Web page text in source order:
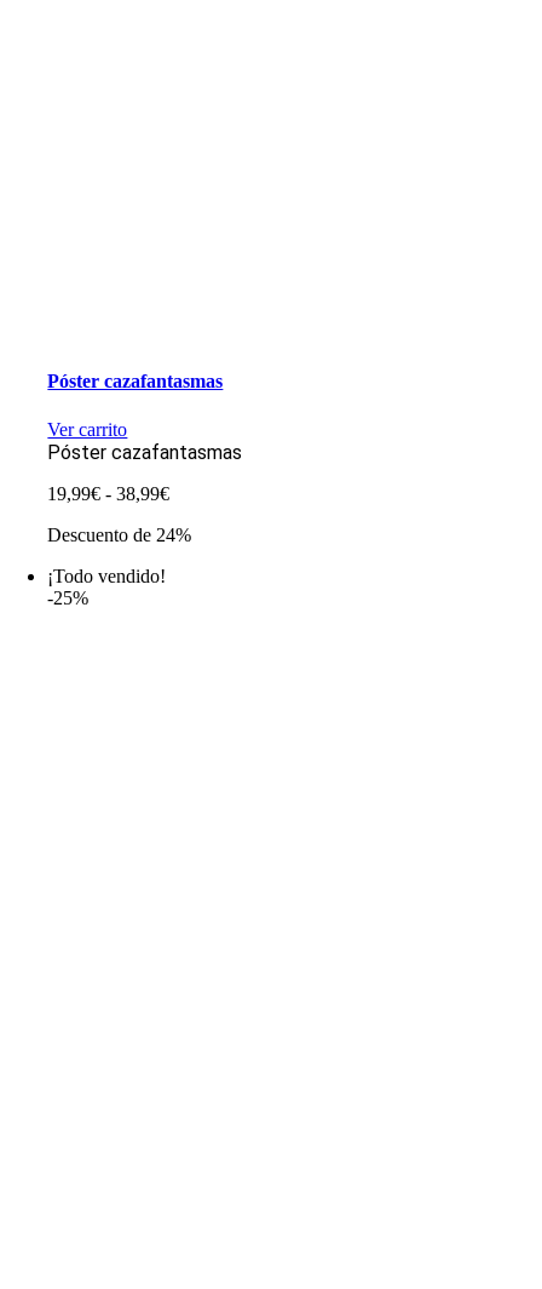
Póster cazafantasmas
Ver carrito
Póster cazafantasmas
19,99€ - 38,99€Rango
precios:
Descuento de 24%
¡Todo vendido!
-25%